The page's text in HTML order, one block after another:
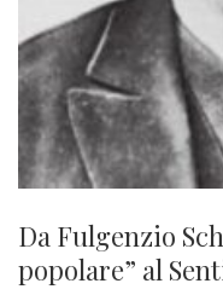
Da Fulgenzio
popolare” al